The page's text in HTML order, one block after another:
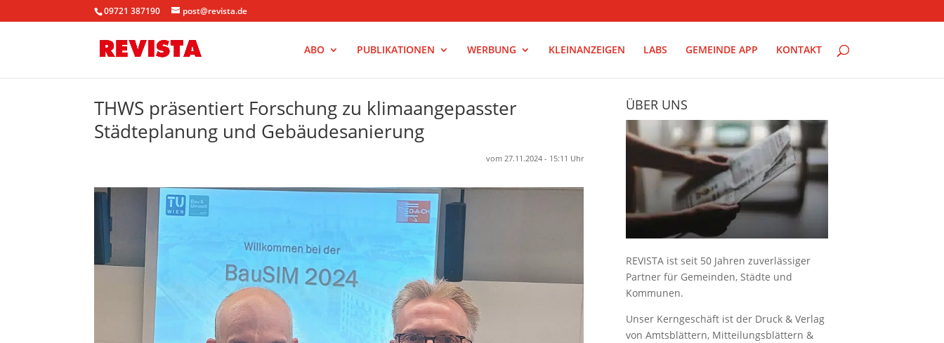
09721 387190 post@revista.de
ABO PUBLIKATIONEN WERBUNG KLEINANZEIGEN LABS GEMEINDE APP KONTAKT
THWS präsentiert Forschung zu klimaangepasster
Städteplanung und Gebäudesanierung
vom 27.11.2024 - 15:11 Uhr
ÜBER UNS
REVISTA ist seit 50 Jahren zuverlässiger
Partner für Gemeinden, Städte und
Kommunen.
Unser Kerngeschäft ist der Druck & Verlag
von Amtsblättern, Mitteilungsblättern &